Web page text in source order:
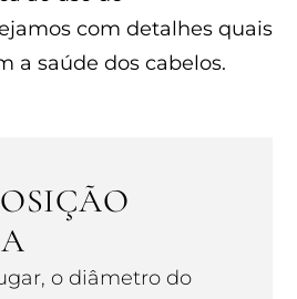
com detalhes quais
a saúde dos cabelos.
o diâmetro do